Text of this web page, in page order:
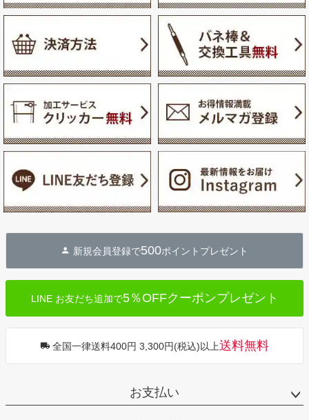
新規会員登録で500ポイントプレゼント
LINE お友だち追加で5％OFFクーポンプレゼント
全国一律送料400円 3,300円(税込)以上送料無料
お支払い